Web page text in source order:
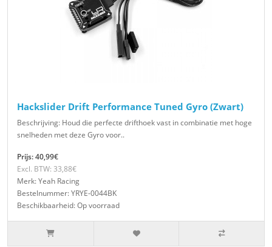
Hackslider Drift Performance Tuned Gyro (Zwart)
Beschrijving: Houd die perfecte drifthoek vast in combinatie met hoge
snelheden met deze Gyro voor..
Prijs: 40,99€
Excl. BTW: 33,88€
Merk: Yeah Racing
Bestelnummer: YRYE-0044BK
Beschikbaarheid: Op voorraad